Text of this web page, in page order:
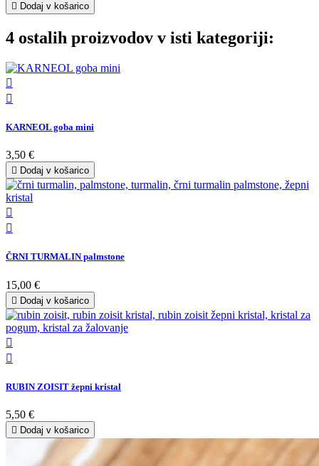
 Dodaj v košarico
4 ostalih proizvodov v isti kategoriji:


KARNEOL goba mini
3,50 €
 Dodaj v košarico


ČRNI TURMALIN palmstone
15,00 €
 Dodaj v košarico


RUBIN ZOISIT žepni kristal
5,50 €
 Dodaj v košarico